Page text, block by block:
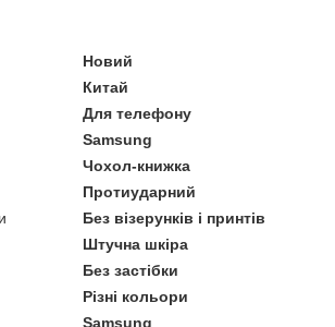
Новий
Китай
Для телефону
Samsung
Чохол-книжка
Протиударний
Без візерунків і принтів
Штучна шкіра
Без застібки
Різні кольори
Samsung